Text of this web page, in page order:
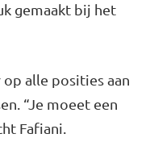
gemaakt bij het
alle posities aan
“Je moeet een
Fafiani.